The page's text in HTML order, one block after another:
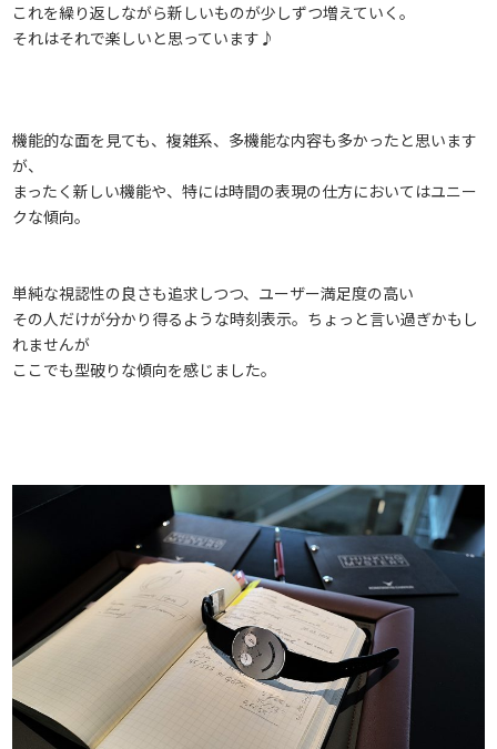
これを繰り返しながら新しいものが少しずつ増えていく。
それはそれで楽しいと思っています♪
機能的な面を見ても、複雑系、多機能な内容も多かったと思います
が、
まったく新しい機能や、特には時間の表現の仕方においてはユニー
クな傾向。
単純な視認性の良さも追求しつつ、ユーザー満足度の高い
その人だけが分かり得るような時刻表示。ちょっと言い過ぎかもし
れませんが
ここでも型破りな傾向を感じました。